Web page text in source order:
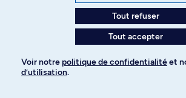
Politique de confidentialité
Tout refuser
Tout accepter
Voir notre politique de confidentialitéet
d’utilisation.